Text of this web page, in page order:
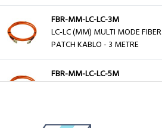
FBR-MM-LC-LC-3M
LC-LC (MM) MULTI MODE FIBER
PATCH KABLO - 3 METRE
FBR-MM-LC-LC-5M